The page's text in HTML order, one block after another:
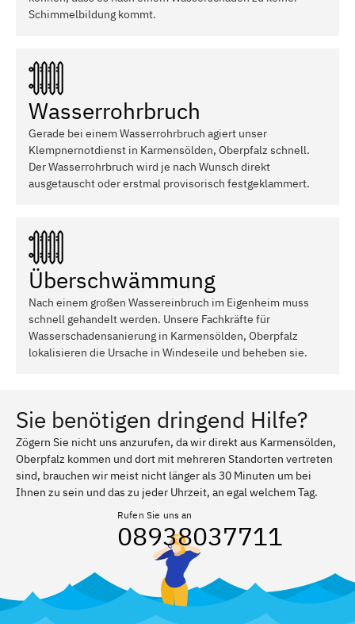
Schimmelbildung kommt.
Wasserrohrbruch
Gerade bei einem Wasserrohrbruch agiert unser
Klempnernotdienst in Karmensölden, Oberpfalz schnell.
Der Wasserrohrbruch wird je nach Wunsch direkt
ausgetauscht oder erstmal provisorisch festgeklammert.
Überschwämmung
Nach einem großen Wassereinbruch im Eigenheim muss
schnell gehandelt werden. Unsere Fachkräfte für
Wasserschadensanierung in Karmensölden, Oberpfalz
lokalisieren die Ursache in Windeseile und beheben sie.
Sie benötigen dringend Hilfe?
Zögern Sie nicht uns anzurufen, da wir direkt aus Karmensölden,
Oberpfalz kommen und dort mit mehreren Standorten vertreten
sind, brauchen wir meist nicht länger als 30 Minuten um bei
Ihnen zu sein und das zu jeder Uhrzeit, an egal welchem Tag.
Rufen Sie uns an
08938037711